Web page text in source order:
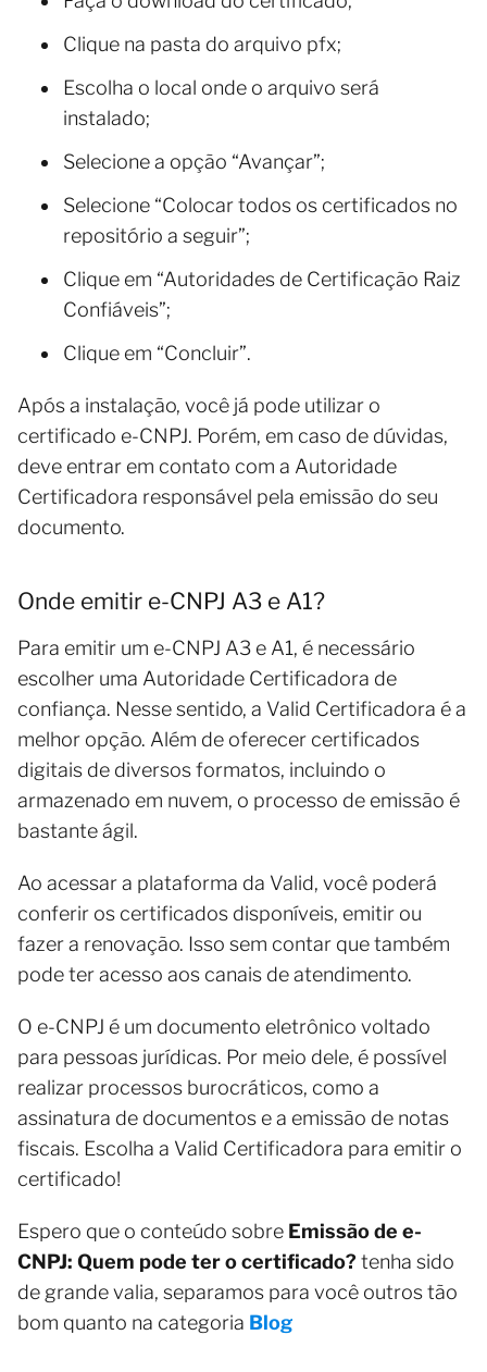
Clique na pasta do arquivo pfx;
Escolha o local onde o arquivo será
instalado;
Selecione a opção “Avançar”;
Selecione “Colocar todos os certificados no
repositório a seguir”;
Clique em “Autoridades de Certificação Raiz
Confiáveis”;
Clique em “Concluir”.
Após a instalação, você já pode utilizar o
certificado e-CNPJ. Porém, em caso de dúvidas,
deve entrar em contato com a Autoridade
Certificadora responsável pela emissão do seu
documento.
Onde emitir e-CNPJ A3 e A1?
Para emitir um e-CNPJ A3 e A1, é necessário
escolher uma Autoridade Certificadora de
confiança. Nesse sentido, a Valid Certificadora é a
melhor opção. Além de oferecer certificados
digitais de diversos formatos, incluindo o
armazenado em nuvem, o processo de emissão é
bastante ágil.
Ao acessar a plataforma da Valid, você poderá
conferir os certificados disponíveis, emitir ou
fazer a renovação. Isso sem contar que também
pode ter acesso aos canais de atendimento.
O e-CNPJ é um documento eletrônico voltado
para pessoas jurídicas. Por meio dele, é possível
realizar processos burocráticos, como a
assinatura de documentos e a emissão de notas
fiscais. Escolha a Valid Certificadora para emitir o
certificado!
Espero que o conteúdo sobre Emissão de e-
CNPJ: Quem pode ter o certificado?tenha sido
de grande valia, separamos para você outros tão
bom quanto na categoria Blog